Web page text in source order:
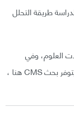
طريقة التحلل
العلوم، وفي
الوقت الحالي يمكن العثور عليهما على(arXiv) : يتوفر بحث CMS هنا ،